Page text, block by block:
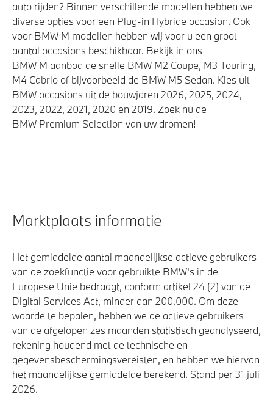
auto rijden? Binnen verschillende modellen hebben we
diverse opties voor een Plug-in Hybride occasion. Ook
voor BMW M modellen hebben wij voor u een groot
aantal occasions beschikbaar. Bekijk in ons
BMW M aanbod de snelle BMW M2 Coupe, M3 Touring,
M4 Cabrio of bijvoorbeeld de BMW M5 Sedan. Kies uit
BMW occasions uit de bouwjaren 2026, 2025, 2024,
2023, 2022, 2021, 2020 en 2019. Zoek nu de
BMW Premium Selection van uw dromen!
Marktplaats informatie
Het gemiddelde aantal maandelijkse actieve gebruikers
van de zoekfunctie voor gebruikte BMW's in de
Europese Unie bedraagt, conform artikel 24 (2) van de
Digital Services Act, minder dan 200.000. Om deze
waarde te bepalen, hebben we de actieve gebruikers
van de afgelopen zes maanden statistisch geanalyseerd,
rekening houdend met de technische en
gegevensbeschermingsvereisten, en hebben we hiervan
het maandelijkse gemiddelde berekend. Stand per 31 juli
2026.